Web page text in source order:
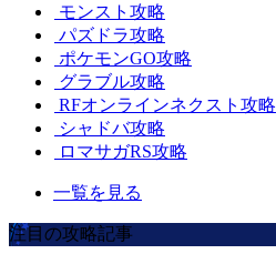
モンスト攻略
パズドラ攻略
ポケモンGO攻略
グラブル攻略
RFオンラインネクスト攻略
シャドバ攻略
ロマサガRS攻略
一覧を見る
注目の攻略記事